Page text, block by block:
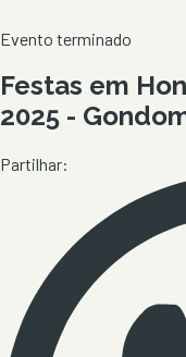
Evento terminado
Festas em
2025 -
Partilhar: